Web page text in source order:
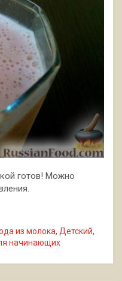
готов! Можно
из молока, Детский,
начинающих